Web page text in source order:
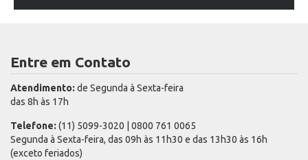
Entre em Contato
Atendimento: de Segunda à Sexta-feira
das 8h às 17h
Telefone: (11) 5099-3020 | 0800 761 0065
Segunda à Sexta-feira, das 09h às 11h30 e das 13h30 às 16h
(exceto feriados)